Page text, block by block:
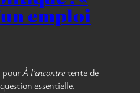
emploi
pourÀ l’encontretente de
essentielle.